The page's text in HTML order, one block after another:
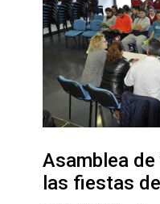
Asamblea
las fiestas